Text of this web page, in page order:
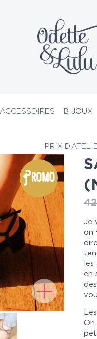
ACCESSOIRES BIJOUX
PRIX
Promo
Je
on
en
On